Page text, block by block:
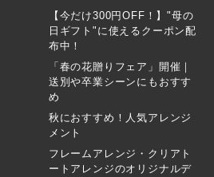
【今だけ300円OFF！】"母の
日ギフト"に使えるクーポン配
布中！
「春の花贈りフェア」開催｜
送別や卒業シーンにもおすす
め
秋におすすめ！人気アレンジ
メント
フレームアレンジ・クリアト
ートアレンジのオリジナルデ